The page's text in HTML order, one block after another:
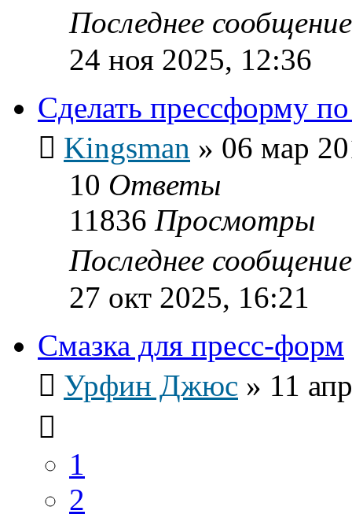
Последнее
24 ноя 2025, 12:36
Сделать прессформу
Kingsman » 06 мар
10 Ответы
11836 Просмотры
Последнее
27 окт 2025, 16:21
Смазка для пресс-форм
Урфин Джюс » 11
1
2